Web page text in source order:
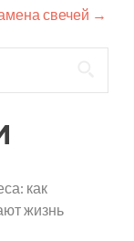
свечей →
как
жизнь